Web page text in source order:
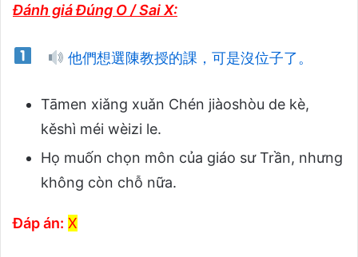
Đánh giá Đúng O / Sai X:
他們想選陳教授的課，可是沒位子了。
Tāmen xiǎng xuǎn Chén jiàoshòu de kè,
kěshì méi wèizi le.
Họ muốn chọn môn của giáo sư Trần, nhưng
không còn chỗ nữa.
Đáp án: X